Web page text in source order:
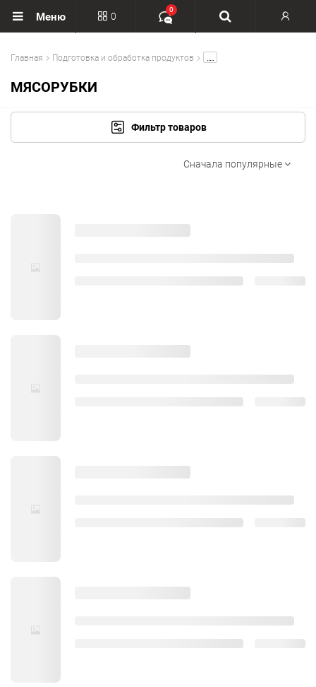
Меню 0
0
Главная Подготовка и обработка продуктов
МЯСОРУБКИ
Фильтр товаров
Сначала популярные